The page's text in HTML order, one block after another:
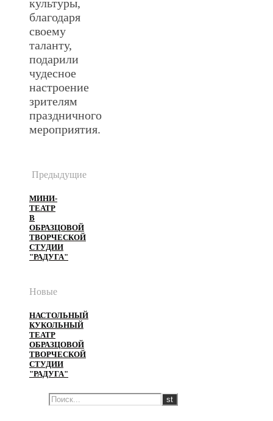
культуры,
благодаря
своему
таланту,
подарили
чудесное
настроение
зрителям
праздничного
мероприятия.
Предыдущие
МИНИ-
ТЕАТР
В
ОБРАЗЦОВОЙ
ТВОРЧЕСКОЙ
СТУДИИ
"РАДУГА"
Новые
НАСТОЛЬНЫЙ
КУКОЛЬНЫЙ
ТЕАТР
ОБРАЗЦОВОЙ
ТВОРЧЕСКОЙ
СТУДИИ
"РАДУГА"